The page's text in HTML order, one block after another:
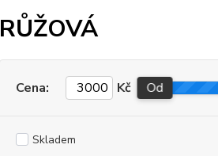
RŮŽOVÁ
Cena: Kč Od
Skladem